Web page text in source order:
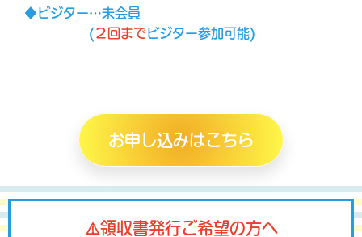
◆ビジター…未会員
(２回まで ビジター参加可能)
お申し込みはこちら
⚠️領収書発行ご希望の方へ